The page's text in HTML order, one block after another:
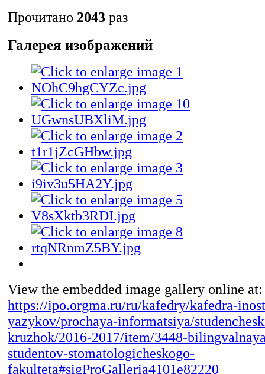
Прочитано 2043 раз
Галерея изображений
View the embedded image gallery online at:
https://ipo.orgma.ru/ru/kafedry/kafedra-
yazykov/prochaya-informatsiya/
kruzhok/2016-2017/item/3448-
studentov-stomatologicheskogo-
fakulteta#sigProGalleria4101e82220